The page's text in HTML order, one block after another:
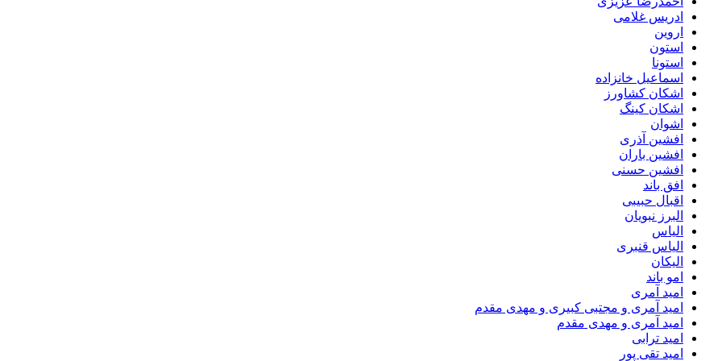
ادریس غلامی
اروین
استون
استونا
اسماعیل خانزاده
اشکان کشاورز
اشکان کینگ
اشوان
افشین آذری
افشین باران
افشین حسنی
افق باند
اقبال حبیبی
البرز نبویان
الیاس
الیاس قنبرى
الیکان
امو باند
امید آمری
امید آمری و مجتبی کبیری و مهدى مقدم
امید آمری و مهدی مقدم
امید ترابی
امید تقی پور